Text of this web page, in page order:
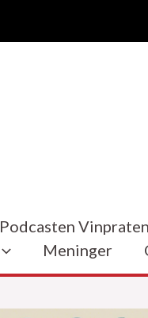
Podcasten
Meninger